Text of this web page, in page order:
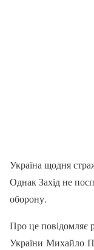
Україна щодня
Однак Захід не
оборону.
Про це повідомляє
України Михайло